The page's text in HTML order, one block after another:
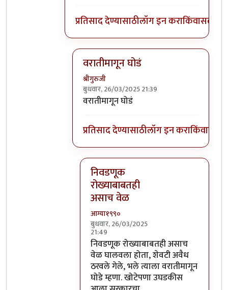
प्रतिसाद देण्यासाठीलॉग इन कराकिंवासदस्य
वरातीमागून घोडं
श्रीगुरुजी
बुधवार, 26/03/2025 21:39
In reply toवाढीव मतदारांची यादी जाहीर
वरातीमागून घोडं
प्रतिसाद देण्यासाठीलॉग इन कराकिंवा
निवडणूक
रोख्याबाबतही
असाच वेळ
आग्या१९९०
बुधवार, 26/03/2025
21:49
In reply toवरातीमागून घोडंby
निवडणूक रोख्याबाबतही असाच
वेळ घालवला होता, शेवटी अवैध
ठरवले गेले, भले त्याला वरातीमागून
घोडे म्हणा. खोटेपणा उघडकीस